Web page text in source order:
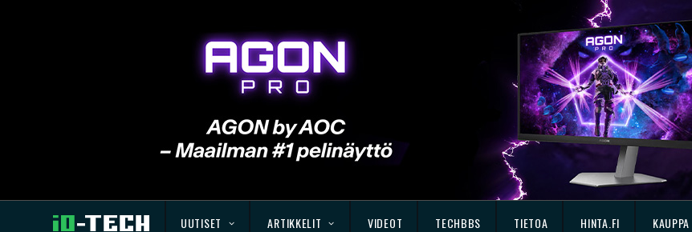
UUTISET ARTIKKELIT VIDEOT TECHBBS TIETOA HINTA.FI KAUPPA